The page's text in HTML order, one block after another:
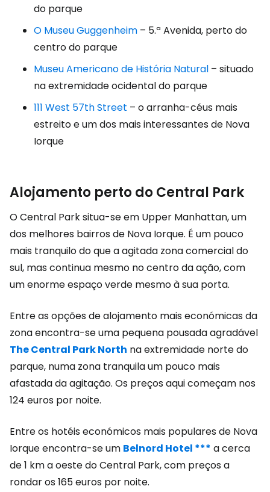
do parque
O Museu Guggenheim – 5.ª Avenida, perto do
centro do parque
Museu Americano de História Natural – situado
na extremidade ocidental do parque
111 West 57th Street – o arranha-céus mais
estreito e um dos mais interessantes de Nova
Iorque
Alojamento perto do Central Park
O Central Park situa-se em Upper Manhattan, um
dos melhores bairros de Nova Iorque. É um pouco
mais tranquilo do que a agitada zona comercial do
sul, mas continua mesmo no centro da ação, com
um enorme espaço verde mesmo à sua porta.
Entre as opções de alojamento mais económicas da
zona encontra-se uma pequena pousada agradável
The Central Park North na extremidade norte do
parque, numa zona tranquila um pouco mais
afastada da agitação. Os preços aqui começam nos
124 euros por noite.
Entre os hotéis económicos mais populares de Nova
Iorque encontra-se um Belnord Hotel *** a cerca
de 1 km a oeste do Central Park, com preços a
rondar os 165 euros por noite.